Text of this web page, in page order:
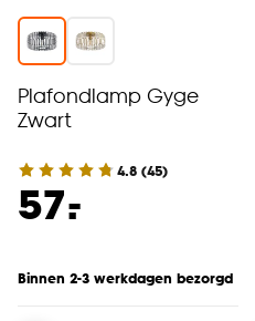
Plafondlamp Gyge
Zwart
4.8 (45)
57.
-
Binnen 2-3 werkdagen bezorgd